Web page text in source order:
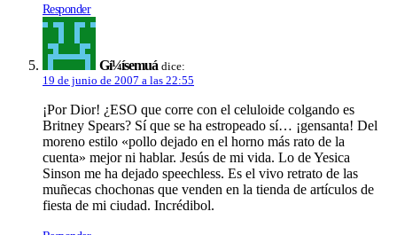
Responder
Gí¼í­semuá dice:
19 de junio de 2007 a las 22:55
¡Por Dior! ¿ESO que corre con el celuloide colgando es
Britney Spears? Sí­ que se ha estropeado sí­… ¡gensanta! Del
moreno estilo «pollo dejado en el horno más rato de la
cuenta» mejor ni hablar. Jesús de mi vida. Lo de Yesica
Sinson me ha dejado speechless. Es el vivo retrato de las
muñecas chochonas que venden en la tienda de artí­culos de
fiesta de mi ciudad. Incrédibol.